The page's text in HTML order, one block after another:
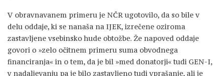
V obravnavanem primeru je NČR ugotovilo, da so bile v
delu oddaje, ki se nanaša na IJEK, izrečene oziroma
zastavljene vsebinsko hude obtožbe. Že napoved oddaje
govori o »zelo očitnem primeru suma obvodnega
financiranja« in o tem, da je bil »med donatorji« tudi GEN-I,
v nadaljevanju pa je bilo zastavljeno tudi vprašanje, ali je